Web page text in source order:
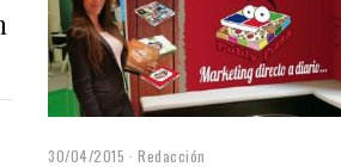
30/04/2015 Redacción